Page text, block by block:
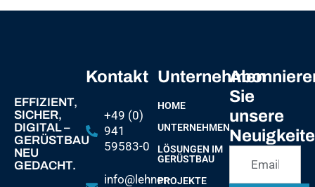
EFFIZIENT,
SICHER,
DIGITAL –
GERÜSTBAU
NEU
GEDACHT.
Kontakt
+49 (0)
941
59583-0
info@lehner-
Unternehmen
HOME
UNTERNEHMEN
LÖSUNGEN IM
GERÜSTBAU
PROJEKTE
Sie
unsere